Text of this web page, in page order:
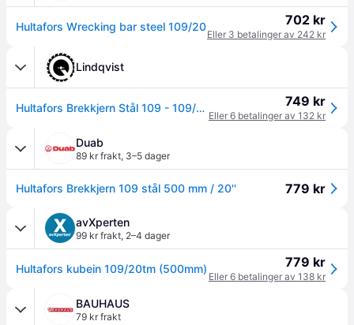
Hultafors Wrecking bar steel 109/20 702 kr
Eller 3 betalinger av 242 kr
Lindqvist
Hultafors Brekkjern Stål 109 - 109/20" 749 kr
Eller 6 betalinger av 132 kr
Duab
89 kr frakt, 3–5 dager
Hultafors Brekkjern 109 stål 500 mm / 20'' 779 kr
avXperten
99 kr frakt, 2–4 dager
Hultafors kubein 109/20tm (500mm) 779 kr
Eller 6 betalinger av 138 kr
BAUHAUS
79 kr frakt